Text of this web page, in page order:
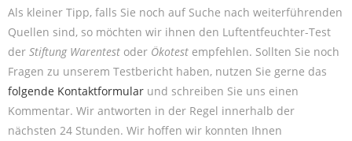
Als kleiner Tipp, falls Sie noch auf Suche nach weiterführenden
Quellen sind, so möchten wir ihnen den Luftentfeuchter-Test
der Stiftung Warentest oder Ökotest empfehlen. Sollten Sie noch
Fragen zu unserem Testbericht haben, nutzen Sie gerne das
folgende Kontaktformular und schreiben Sie uns einen
Kommentar. Wir antworten in der Regel innerhalb der
nächsten 24 Stunden. Wir hoffen wir konnten Ihnen